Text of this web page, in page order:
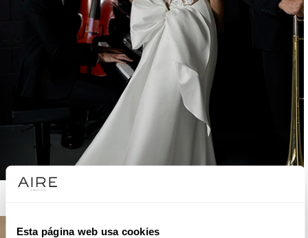
Esta página web usa cookies
AIRE ATELIER